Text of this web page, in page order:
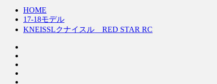
HOME
17-18モデル
KNEISSLクナイスル RED STAR RC